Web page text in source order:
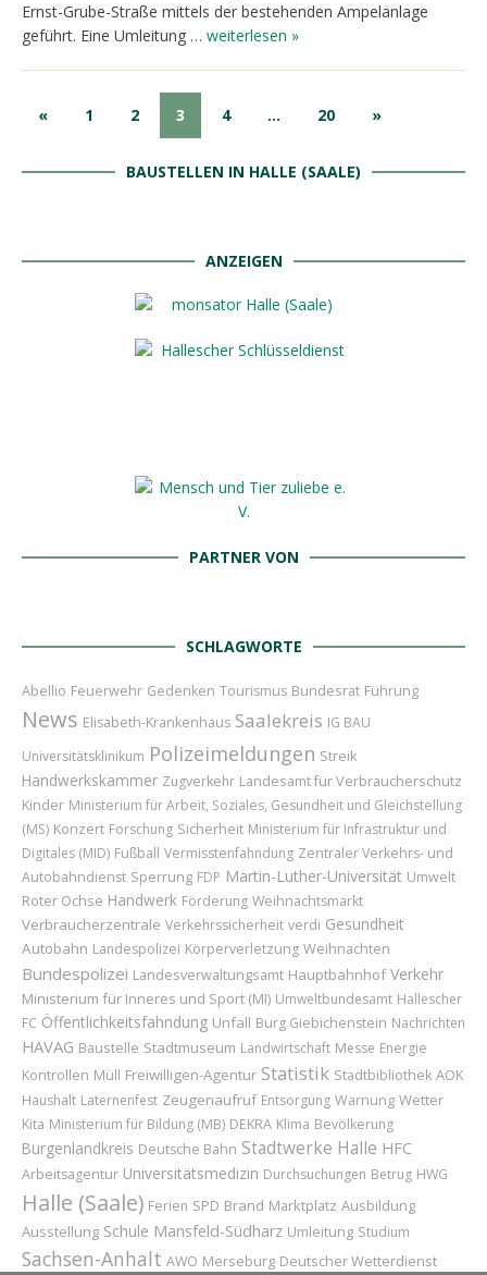
Ernst-Grube-Straße mittels der bestehenden Ampelanlage
geführt. Eine Umleitung … weiterlesen »
« 1 2 3 4 … 20 »
BAUSTELLEN IN HALLE (SAALE)
ANZEIGEN
PARTNER VON
SCHLAGWORTE
Abellio Feuerwehr Gedenken Tourismus Bundesrat Führung
News Elisabeth-Krankenhaus Saalekreis IG BAU
Universitätsklinikum Polizeimeldungen Streik
Handwerkskammer Zugverkehr Landesamt für Verbraucherschutz
Kinder Ministerium für Arbeit, Soziales, Gesundheit und Gleichstellung
(MS) Konzert Forschung Sicherheit Ministerium für Infrastruktur und
Digitales (MID) Fußball Vermisstenfahndung Zentraler Verkehrs- und
Autobahndienst Sperrung FDP Martin-Luther-Universität Umwelt
Roter Ochse Handwerk Förderung Weihnachtsmarkt
Verbraucherzentrale Verkehrssicherheit verdi Gesundheit
Autobahn Landespolizei Körperverletzung Weihnachten
Bundespolizei Landesverwaltungsamt Hauptbahnhof Verkehr
Ministerium für Inneres und Sport (MI) Umweltbundesamt Hallescher
FC Öffentlichkeitsfahndung Unfall Burg Giebichenstein Nachrichten
HAVAG Baustelle Stadtmuseum Landwirtschaft Messe Energie
Kontrollen Müll Freiwilligen-Agentur Statistik Stadtbibliothek AOK
Haushalt Laternenfest Zeugenaufruf Entsorgung Warnung Wetter
Kita Ministerium für Bildung (MB) DEKRA Klima Bevölkerung
Burgenlandkreis Deutsche Bahn Stadtwerke Halle HFC
Arbeitsagentur Universitätsmedizin Durchsuchungen Betrug HWG
Halle (Saale) Ferien SPD Brand Marktplatz Ausbildung
Ausstellung Schule Mansfeld-Südharz Umleitung Studium
Sachsen-Anhalt AWO Merseburg Deutscher Wetterdienst